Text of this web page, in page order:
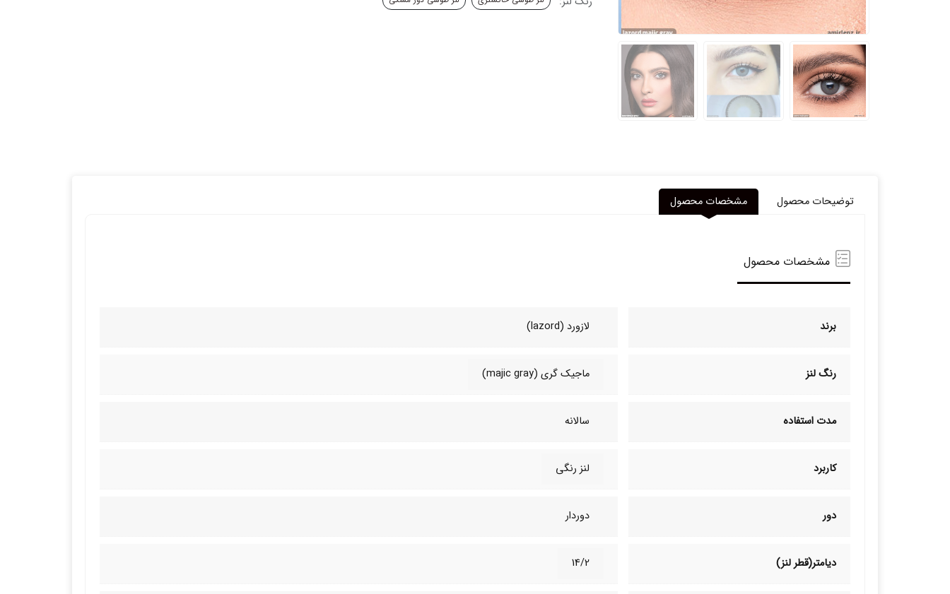
توضیحات محصول مشخصات محصول
مشخصات محصول
برند لازورد (lazord)
رنگ لنز ماجیک گری (majic gray)
مدت استفاده سالانه
کاربرد لنز رنگی
دور دوردار
دیامتر(قطر لنز) 14/2